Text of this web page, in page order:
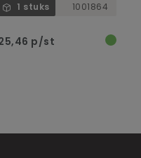
1 stuks 1001864
p/st